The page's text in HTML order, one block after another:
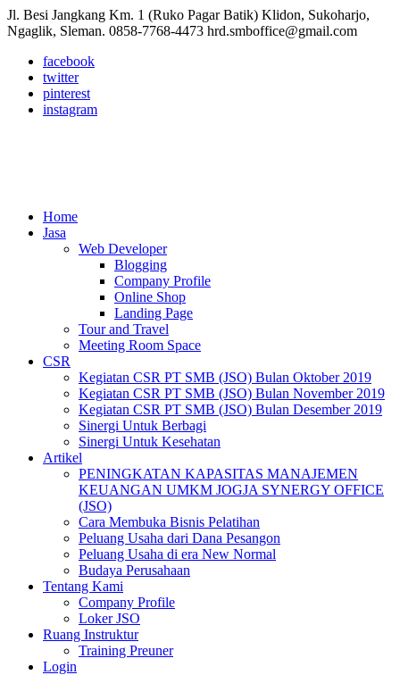
Jl. Besi Jangkang Km. 1 (Ruko Pagar Batik) Klidon, Sukoharjo,
Ngaglik, Sleman. 0858-7768-4473 hrd.smboffice@gmail.com
facebook
twitter
pinterest
instagram
Home
Jasa
Web Developer
Blogging
Company Profile
Online Shop
Landing Page
Tour and Travel
Meeting Room Space
CSR
Kegiatan CSR PT SMB (JSO) Bulan Oktober 2019
Kegiatan CSR PT SMB (JSO) Bulan November 2019
Kegiatan CSR PT SMB (JSO) Bulan Desember 2019
Sinergi Untuk Berbagi
Sinergi Untuk Kesehatan
Artikel
PENINGKATAN KAPASITAS MANAJEMEN
KEUANGAN UMKM JOGJA SYNERGY OFFICE
(JSO)
Cara Membuka Bisnis Pelatihan
Peluang Usaha dari Dana Pesangon
Peluang Usaha di era New Normal
Budaya Perusahaan
Tentang Kami
Company Profile
Loker JSO
Ruang Instruktur
Training Preuner
Login